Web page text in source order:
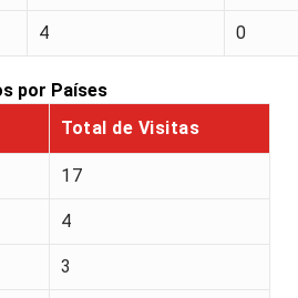
4 0
por Países
Total de Visitas
17
4
3